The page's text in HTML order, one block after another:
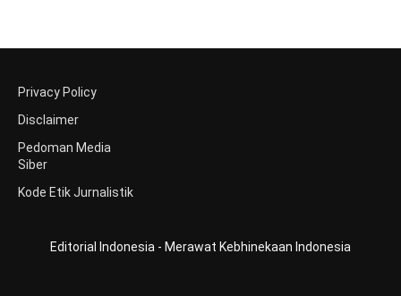
Privacy Policy
Disclaimer
Pedoman Media
Siber
Kode Etik Jurnalistik
Editorial Indonesia - Merawat Kebhinekaan Indonesia